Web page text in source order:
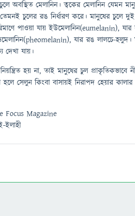
অবস্থিত মেলানিন। ত্বকের মেলানিন যেমন
চুলের রঙ নির্ধারণ করে। মানুষের চুলে দুই
পাওয়া যায় ইউমেলানিন(eumelanin),
যার রঙ লালচে-হলুদ।
দেখা যায়।
হয় না, তাই মানুষের চুল
সেলুন কিংবা বাসায়ই নিরাপদ হেয়ার
Focus Magazine